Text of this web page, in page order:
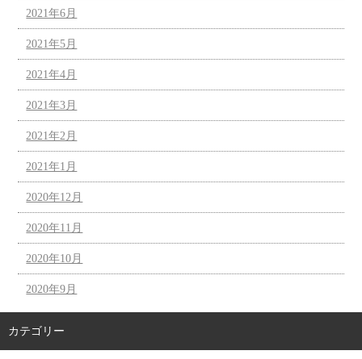
2021年6月
2021年5月
2021年4月
2021年3月
2021年2月
2021年1月
2020年12月
2020年11月
2020年10月
2020年9月
カテゴリー